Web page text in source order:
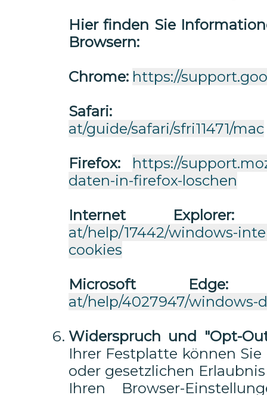
Hier finden Sie
Browsern:
Chrome: https://
Safari:
at/guide/safari/sfri11471/mac
Firefox:
https://
daten-in-firefox-loschen
Internet Explorer:
at/help/17442/windows-
cookies
Microsoft Edge:
at/help/4027947/windows-
Widerspruch und "Opt-
Ihrer Festplatte können
oder gesetzlichen
Ihren Browser-